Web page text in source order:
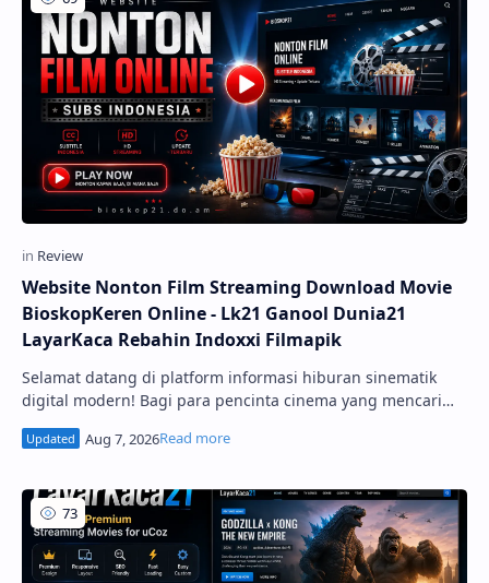
Website Nonton Film Streaming Download Movie
BioskopKeren Online - Lk21 Ganool Dunia21
LayarKaca Rebahin Indoxxi Filmapik
Selamat datang di platform informasi hiburan sinematik
digital modern! Bagi para pencinta cinema yang mencari
pengalaman sinematik tanpa batas, keberadaan Website
Nonton Film Streaming Download Movie BioskopKeren